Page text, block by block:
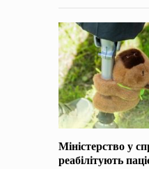
Міністерство у
реабілітують